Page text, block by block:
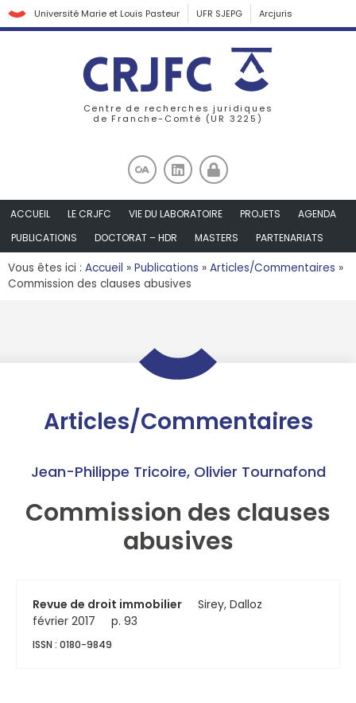
Université Marie et Louis Pasteur UFR SJEPG Arcjuris
Centre de recherches juridiques
de Franche-Comté (UR 3225)
ACCUEIL LE CRJFC VIE DU LABORATOIRE PROJETS
AGENDA
PUBLICATIONS
DOCTORAT – HDR MASTERS PARTENARIATS
Vous êtes ici : Accueil » Publications » Articles/Commentaires »
Commission des clauses abusives
Articles/Commentaires
Jean-Philippe Tricoire, Olivier Tournafond
Commission des clauses
abusives
Revue de droit immobilier
Sirey, Dalloz
février 2017
p. 93
ISSN : 0180-9849